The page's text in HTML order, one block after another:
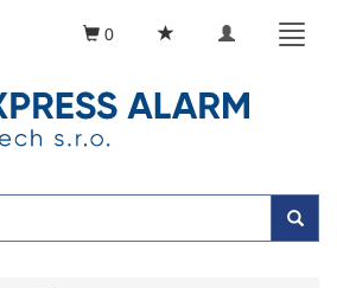
Toggle
0